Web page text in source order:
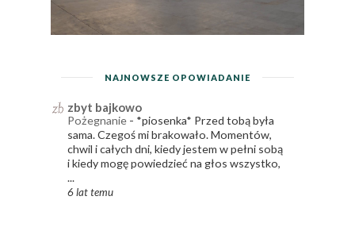
NAJNOWSZE OPOWIADANIE
zbyt bajkowo
Pożegnanie - *piosenka* Przed tobą była
sama. Czegoś mi brakowało. Momentów,
chwil i całych dni, kiedy jestem w pełni sobą
i kiedy mogę powiedzieć na głos wszystko,
...
6 lat temu